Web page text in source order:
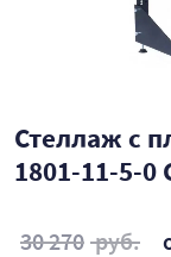
Стеллаж с
1801-11-5-0
30 270 руб.